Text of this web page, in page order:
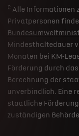
c Alle Informationen
Privatpersonen
Mindesthaltedauer
Monaten bei KM-
Förderung durch
Berechnung der
unverbindlich. Eine
staatliche
zuständigen